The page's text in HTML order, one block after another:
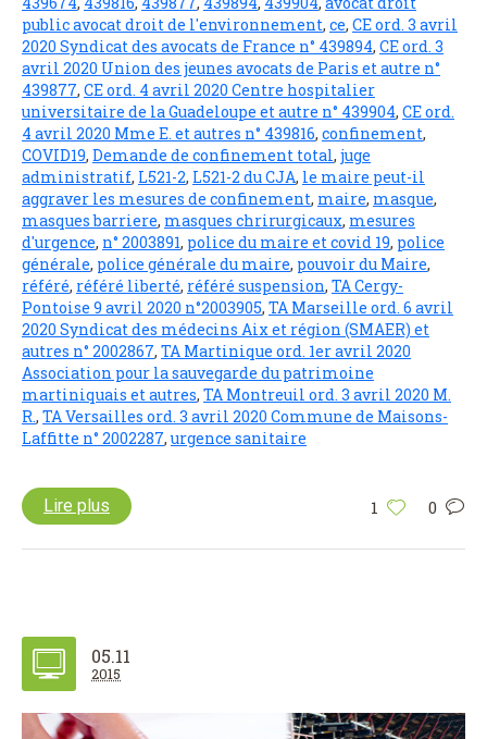
public avocat droit de l'environnement, ce, CE ord. 3 avril
2020 Syndicat des avocats de France n° 439894, CE ord. 3
avril 2020 Union des jeunes avocats de Paris et autre n°
439877, CE ord. 4 avril 2020 Centre hospitalier
universitaire de la Guadeloupe et autre n° 439904, CE ord.
4 avril 2020 Mme E. et autres n° 439816, confinement,
COVID19, Demande de confinement total, juge
administratif, L521-2, L521-2 du CJA, le maire peut-il
aggraver les mesures de confinement, maire, masque,
masques barriere, masques chrirurgicaux, mesures
d'urgence, n° 2003891, police du maire et covid 19, police
générale, police générale du maire, pouvoir du Maire,
référé, référé liberté, référé suspension, TA Cergy-
Pontoise 9 avril 2020 n°2003905, TA Marseille ord. 6 avril
2020 Syndicat des médecins Aix et région (SMAER) et
autres n° 2002867, TA Martinique ord. 1er avril 2020
Association pour la sauvegarde du patrimoine
martiniquais et autres, TA Montreuil ord. 3 avril 2020 M.
R., TA Versailles ord. 3 avril 2020 Commune de Maisons-
Laffitte n° 2002287,urgence sanitaire
1 0
Lire plus
05.11
2015